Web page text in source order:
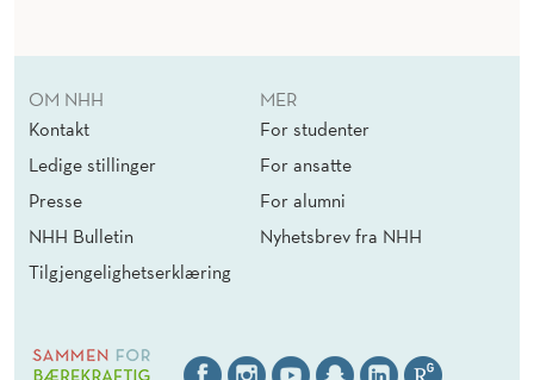
OM NHH
Kontakt
Ledige stillinger
Presse
NHH Bulletin
Tilgjengelighetserklæring
MER
For studenter
For ansatte
For alumni
Nyhetsbrev fra NHH